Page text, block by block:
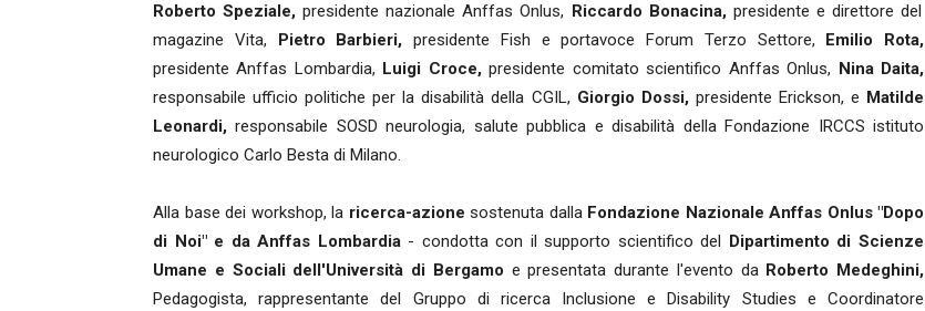
Roberto Speziale, presidente nazionale Anffas Onlus, Riccardo Bonacina,presidente e direttore del
magazine Vita,
Pietro Barbieri, presidente Fish e portavoce Forum Terzo Settore,
Emilio Rota,
presidente Anffas Lombardia, Luigi Croce,presidente comitato scientifico Anffas Onlus,
Nina Daita,
responsabile ufficio politiche per la disabilità della CGIL, Giorgio Dossi,presidente Erickson, e Matilde
Leonardi, responsabile SOSD neurologia, salute pubblica e disabilità della Fondazione IRCCS istituto
neurologico Carlo Besta di Milano.
Alla base dei workshop, la ricerca-azione sostenuta dalla Fondazione Nazionale Anffas Onlus "Dopo
di Noi" e da Anffas Lombardia- condotta con il supporto scientifico del
Dipartimento di Scienze
Umane e Sociali dell'Università di Bergamo e presentata durante l'evento da Roberto Medeghini,
Pedagogista, rappresentante del Gruppo di ricerca Inclusione e Disability Studies e Coordinatore